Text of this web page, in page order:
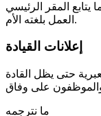
يتابع المقر الرئيسي
العمل بلغته الأم.
إعلانات القيادة
حتى يظل القادة
ما نترجمه